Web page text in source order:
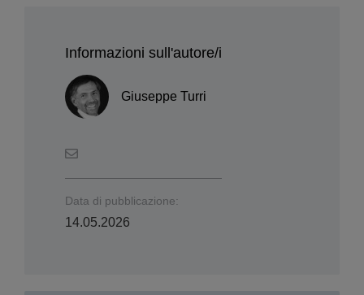
Informazioni sull'autore/i
Giuseppe Turri
Data di pubblicazione:
14.05.2026